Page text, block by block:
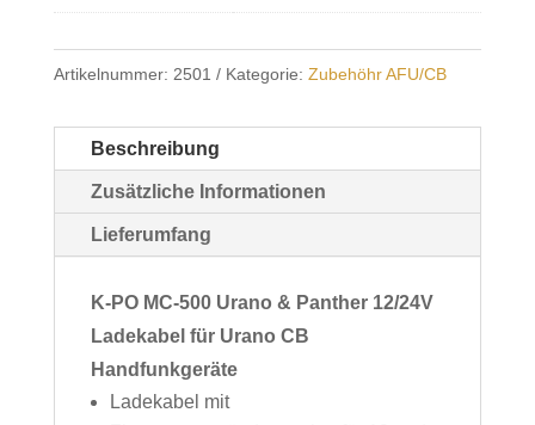
Artikelnummer: 2501 Kategorie: Zubehöhr AFU/CB
Beschreibung
Zusätzliche Informationen
Lieferumfang
K-PO MC-500 Urano & Panther 12/24V
Ladekabel für Urano CB
Handfunkgeräte
Ladekabel mit